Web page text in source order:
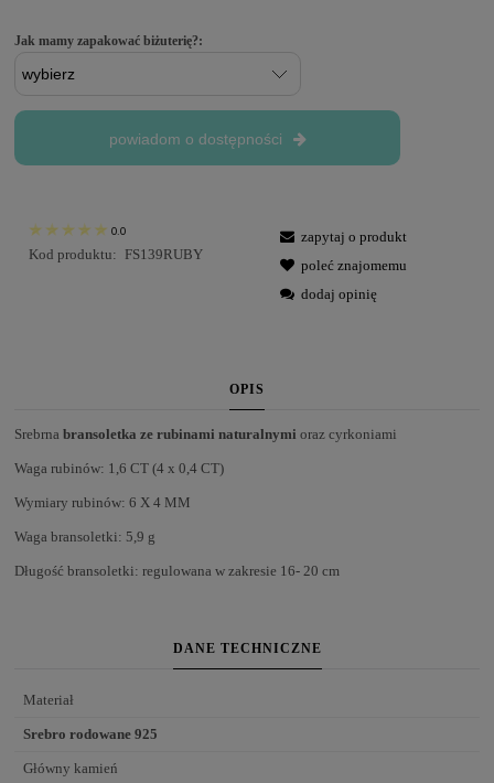
Jak mamy zapakować biżuterię?:
powiadom o dostępności
0.0
Kod produktu: FS139RUBY
zapytaj o produkt
poleć znajomemu
dodaj opinię
OPIS
Srebrna bransoletka ze rubinami naturalnymi oraz cyrkoniami
Waga rubinów: 1,6 CT (4 x 0,4 CT)
Wymiary rubinów: 6 X 4 MM
Waga bransoletki: 5,9 g
Długość bransoletki: regulowana w zakresie 16- 20 cm
DANE TECHNICZNE
Materiał
Srebro rodowane 925
Główny kamień